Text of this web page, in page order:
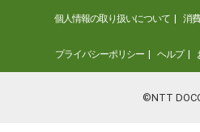
個人情報の取り扱いについて 消
プライバシーポリシー ヘルプ
©NTT